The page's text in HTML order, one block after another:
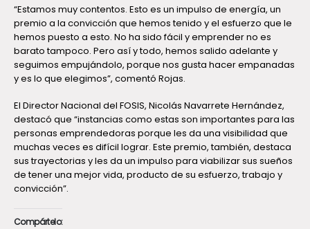
“Estamos muy contentos. Esto es un impulso de energía, un
premio a la convicción que hemos tenido y el esfuerzo que le
hemos puesto a esto. No ha sido fácil y emprender no es
barato tampoco. Pero así y todo, hemos salido adelante y
seguimos empujándolo, porque nos gusta hacer empanadas
y es lo que elegimos”, comentó Rojas.
El Director Nacional del FOSIS, Nicolás Navarrete Hernández,
destacó que “instancias como estas son importantes para las
personas emprendedoras porque les da una visibilidad que
muchas veces es difícil lograr. Este premio, también, destaca
sus trayectorias y les da un impulso para viabilizar sus sueños
de tener una mejor vida, producto de su esfuerzo, trabajo y
convicción”.
Compártelo: